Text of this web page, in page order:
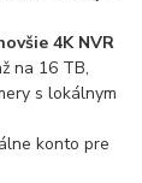
4K NVR
na 16 TB,
s lokálnym
konto pre